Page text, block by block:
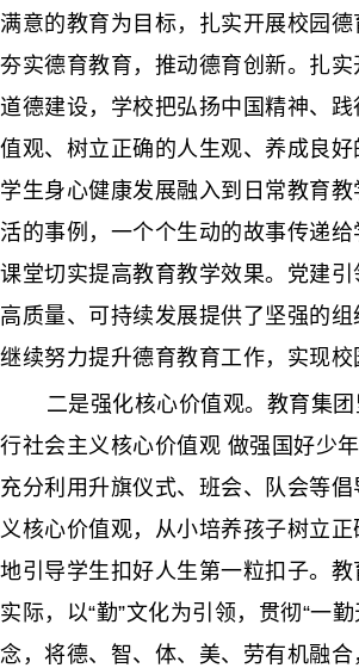
满意的教育为目标，扎实开展校园德
夯实德育教育，推动德育创新。扎
道德建设，学校把弘扬中国精神、
值观、树立正确的人生观、养成良
学生身心健康发展融入到日常教育
活的事例，一个个生动的故事传递
课堂切实提高教育教学效果。党建
高质量、可持续发展提供了坚强的
继续努力提升德育教育工作，实现校
二是强化核心价值观。教育集团
行社会主义核心价值观 做强国好少年
充分利用升旗仪式、班会、队会等
义核心价值观，从小培养孩子树立
地引导学生扣好人生第一粒扣子。
实际，以“勤”文化为引领，贯彻“一
念，将德、智、体、美、劳有机融